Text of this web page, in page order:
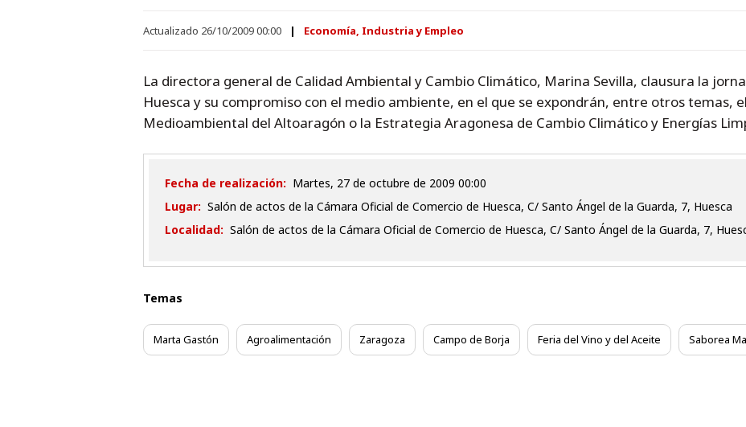
Actualizado 26/10/2009 00:00 Economía, Industria y Empleo
La directora general de Calidad Ambiental y Cambio Climático, Marina Sevilla, clausura la
Huesca y su compromiso con el medio ambiente, en el que se expondrán, entre otros temas,
Medioambiental del Altoaragón o la Estrategia Aragonesa de Cambio Climático y Energías
Fecha de realización:
martes, 27 de octubre de 2009 00:00
Lugar: Salón de actos de la Cámara Oficial de Comercio de Huesca, C/ Santo Ángel de la Guarda, 7, Huesca
Localidad: Salón de actos de la Cámara Oficial de Comercio de Huesca, C/ Santo Ángel de la Guarda, 7,
Temas
Marta Gastón Agroalimentación Zaragoza Campo de Borja Feria del Vino y del Aceite Saborea